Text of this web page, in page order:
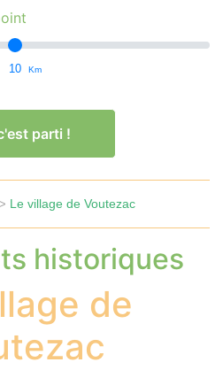
10 Km
parti !
> Le village de Voutezac
historiques
de